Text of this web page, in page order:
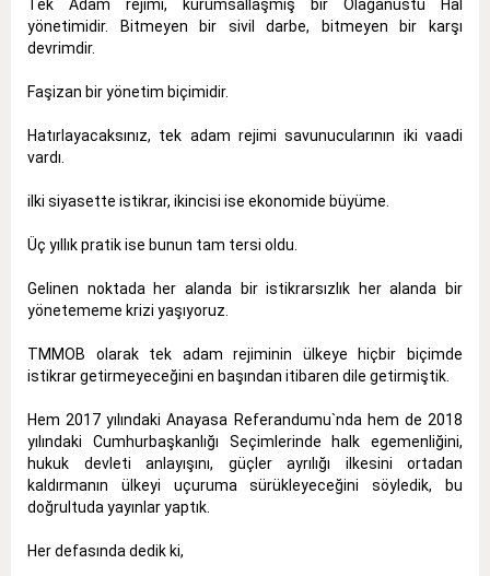
Tek Adam rejimi, kurumsallaşmış bir Olağanüstü Hal
yönetimidir. Bitmeyen bir sivil darbe, bitmeyen bir karşı
devrimdir.
Faşizan bir yönetim biçimidir.
Hatırlayacaksınız, tek adam rejimi savunucularının iki vaadi
vardı.
ilki siyasette istikrar, ikincisi ise ekonomide büyüme.
Üç yıllık pratik ise bunun tam tersi oldu.
Gelinen noktada her alanda bir istikrarsızlık her alanda bir
yönetememe krizi yaşıyoruz.
TMMOB olarak tek adam rejiminin ülkeye hiçbir biçimde
istikrar getirmeyeceğini en başından itibaren dile getirmiştik.
Hem 2017 yılındaki Anayasa Referandumu`nda hem de 2018
yılındaki Cumhurbaşkanlığı Seçimlerinde halk egemenliğini,
hukuk devleti anlayışını, güçler ayrılığı ilkesini ortadan
kaldırmanın ülkeyi uçuruma sürükleyeceğini söyledik, bu
doğrultuda yayınlar yaptık.
Her defasında dedik ki,